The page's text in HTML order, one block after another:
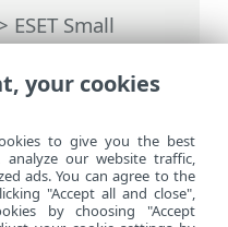
ESET Small
otázky>
kontrolu
your cookies
to give you the best
analyze our website traffic,
ads. You can agree to the
"Accept all and close",
by choosing "Accept